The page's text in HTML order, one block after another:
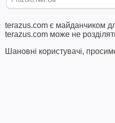
terazus.com є майданчиком
terazus.com може не
Шановні користувачі,